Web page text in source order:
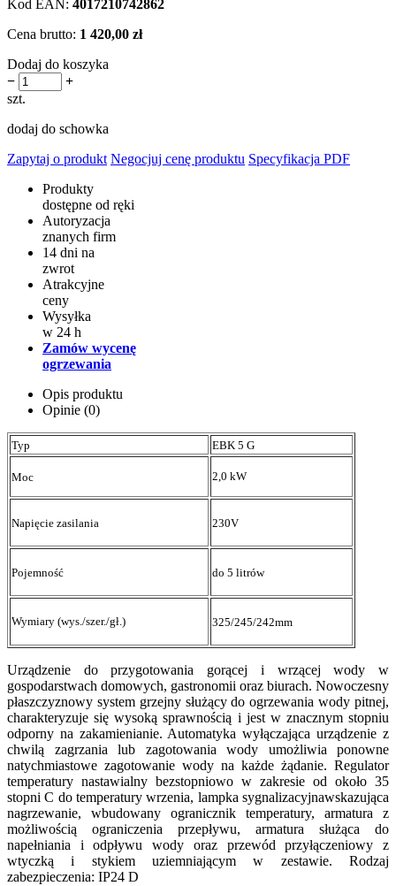
Kod EAN: 4017210742862
Cena brutto: 1 420,00 zł
Dodaj do koszyka
−
+
szt.
dodaj do schowka
Zapytaj o produkt Negocjuj cenę produktu Specyfikacja PDF
Produkty
dostępne od ręki
Autoryzacja
znanych firm
14 dni na
zwrot
Atrakcyjne
ceny
Wysyłka
w 24 h
Zamów wycenę
ogrzewania
Opis produktu
Opinie (0)
Typ EBK 5 G
Moc 2,0 kW
Napięcie zasilania 230V
Pojemność do 5 litrów
Wymiary (wys./szer./gł.) 325/245/242mm
Urządzenie do przygotowania gorącej i wrzącej wody w
gospodarstwach domowych, gastronomii oraz biurach. Nowoczesny
płaszczyznowy system grzejny służący do ogrzewania wody pitnej,
charakteryzuje się wysoką sprawnością i jest w znacznym stopniu
odporny na zakamienianie. Automatyka wyłączająca urządzenie z
chwilą zagrzania lub zagotowania wody umożliwia ponowne
natychmiastowe zagotowanie wody na każde żądanie. Regulator
temperatury nastawialny bezstopniowo w zakresie od około 35
stopni C do temperatury wrzenia, lampka sygnalizacyjnawskazująca
nagrzewanie, wbudowany ogranicznik temperatury, armatura z
możliwością ograniczenia przepływu, armatura służąca do
napełniania i odpływu wody oraz przewód przyłączeniowy z
wtyczką i stykiem uziemniającym w zestawie. Rodzaj
zabezpieczenia: IP24 D